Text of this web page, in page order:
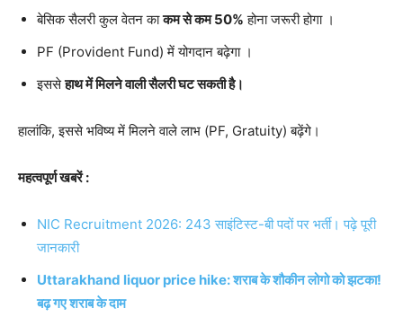
बेसिक सैलरी कुल वेतन काकम से कम 50% होना जरूरी होगा ।
PF (Provident Fund) में योगदान बढ़ेगा ।
इससेहाथ में मिलने वाली सैलरी घट सकती है।
हालांकि, इससे भविष्य में मिलने वाले लाभ (PF, Gratuity) बढ़ेंगे।
महत्वपूर्ण खबरें :
NIC Recruitment 2026: 243 साइंटिस्ट-बी पदों पर भर्ती। पढ़े पूरी
जानकारी
Uttarakhand liquor price hike: शराब के शौकीन लोगो को झटका!
बढ़ गए शराब के दाम